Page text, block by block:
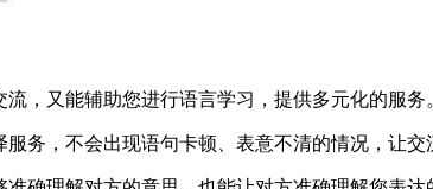
，又能辅助您进行语言学习，提供多元化的服务
务，不会出现语句卡顿、表意不清的情况，让交